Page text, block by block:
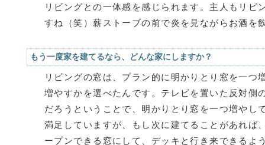
リビングとの一体感を感じられます。主人もリ
すね（笑）薪ストーブの前で炎を見ながらお酒を
もう一度家を建てるなら、どんな家にしますか？
リビングの窓は、プラン的に明かりとり窓を一つ
増やすかを選べたんです。テレビを置いた反対側
だろうということで、明かりとり窓を一つ増やし
満足していますが、もし次に建てることがあれば
ープンできる窓にして、デッキと行き来できるよ